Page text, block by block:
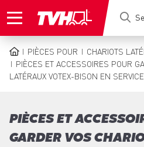
to
BREADCRUMB
PIÈCES POUR
CHARIOTS
PIÈCES ET ACCESSOIRES POUR
LATÉRAUX VOTEX-BISON EN SERVICE
PIÈCES ET
GARDER VOS